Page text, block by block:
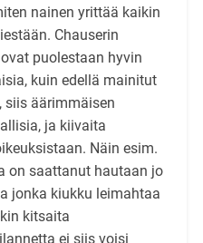
nainen yrittää kaikin
Chauserin
puolestaan hyvin
kuin edellä mainitut
siis äärimmäisen
ja kiivaita
Näin esim.
on saattanut hautaan jo
jonka kiukku leimahtaa
kitsaita
ei siis voisi